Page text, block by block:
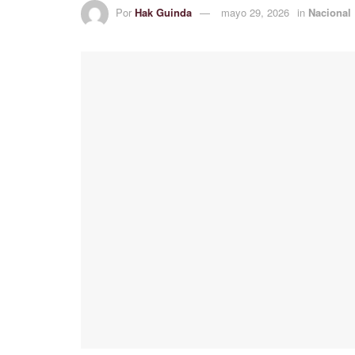
Por Hak Guinda mayo 29, 2026 in Nacional